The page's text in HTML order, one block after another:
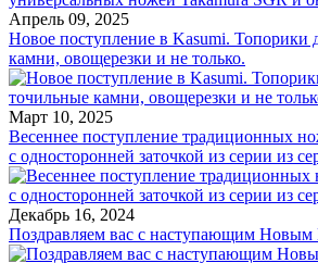
Апрель 09, 2025
Новое поступление в Kasumi. Топорики
камни, овощерезки и не только.
Март 10, 2025
Весеннее поступление традиционных
с односторонней заточкой из серии из
Декабрь 16, 2024
Поздравляем вас с наступающим Новым